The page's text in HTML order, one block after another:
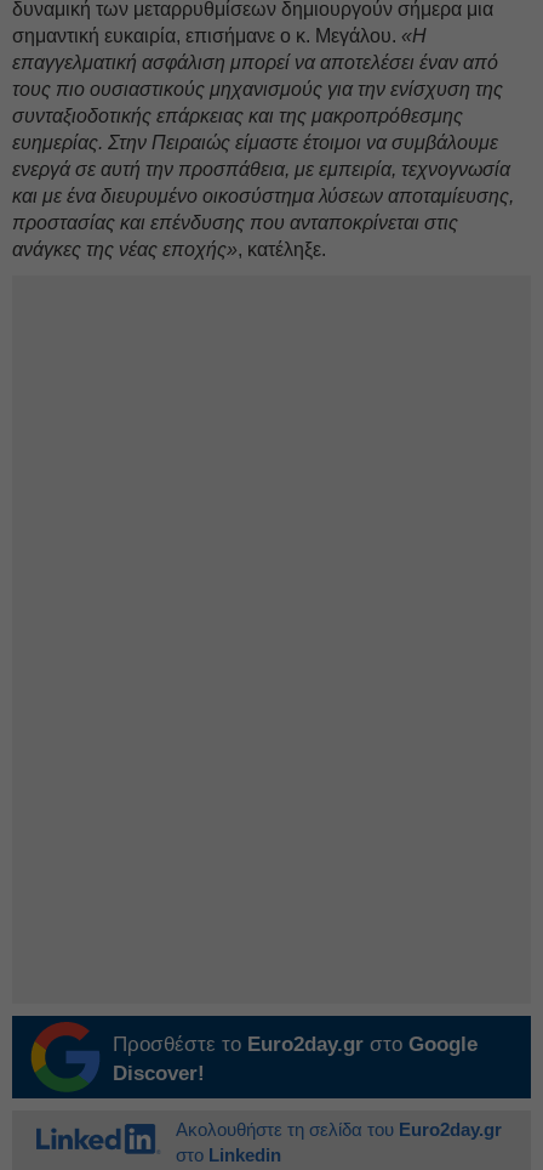
δυναμική των μεταρρυθμίσεων δημιουργούν σήμερα μια
σημαντική ευκαιρία, επισήμανε ο κ. Μεγάλου. «Η
επαγγελματική ασφάλιση μπορεί να αποτελέσει έναν από
τους πιο ουσιαστικούς μηχανισμούς για την ενίσχυση της
συνταξιοδοτικής επάρκειας και της μακροπρόθεσμης
ευημερίας. Στην Πειραιώς είμαστε έτοιμοι να συμβάλουμε
ενεργά σε αυτή την προσπάθεια, με εμπειρία, τεχνογνωσία
και με ένα διευρυμένο οικοσύστημα λύσεων αποταμίευσης,
προστασίας και επένδυσης που ανταποκρίνεται στις
ανάγκες της νέας εποχής», κατέληξε.
Προσθέστε το Euro2day.gr στο Google
Discover!
Ακολουθήστε τη σελίδα του Euro2day.gr
στο Linkedin